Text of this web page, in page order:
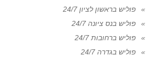
פוליש בראשון לציון 24/7
פוליש בנס ציונה 24/7
פוליש ברחובות 24/7
פוליש בגדרה 24/7